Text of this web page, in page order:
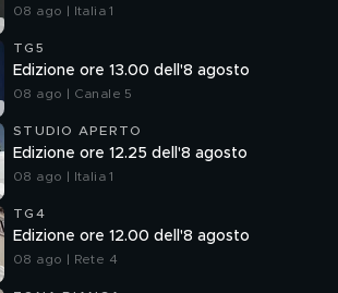
08 ago | Italia 1
TG5
Edizione ore 13.00 dell'8 agosto
08 ago | Canale 5
STUDIO APERTO
Edizione ore 12.25 dell'8 agosto
08 ago | Italia 1
TG4
Edizione ore 12.00 dell'8 agosto
08 ago | Rete 4